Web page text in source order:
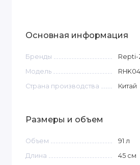
Основная информация
Бренды
Модель
Страна производства
Китай
Размеры и объем
Объем 91 л
Длина
45 см